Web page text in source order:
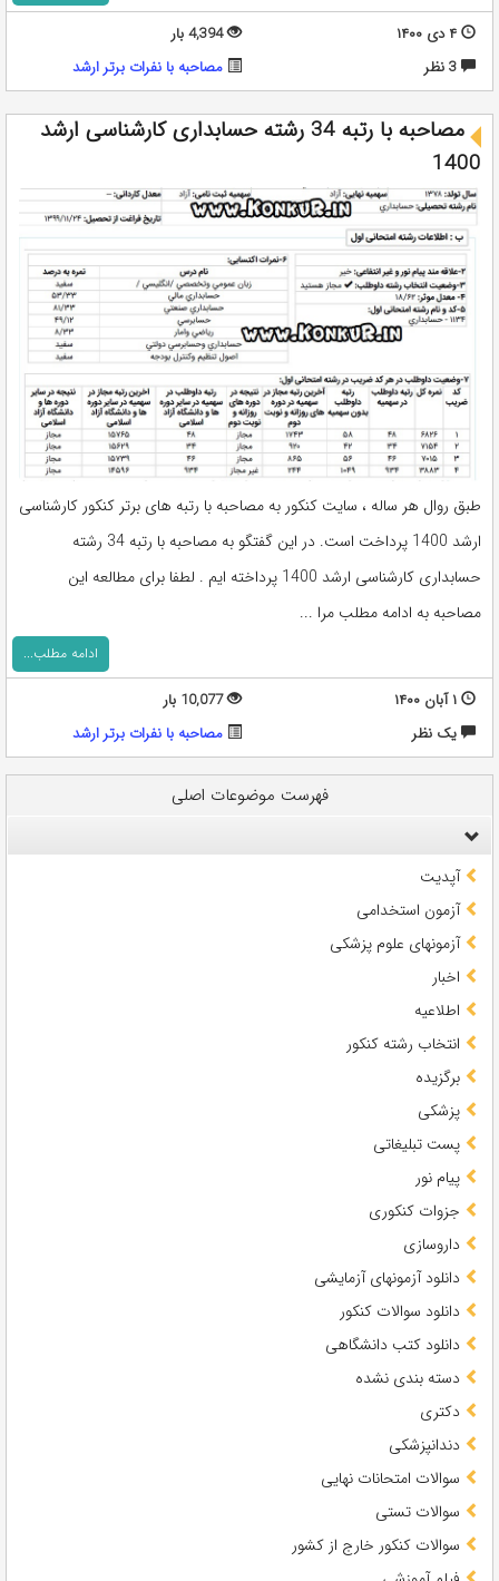
۴ دی ۱۴۰۰
4,394 بار
3 نظر
مصاحبه با نفرات برتر ارشد
مصاحبه با رتبه 34 رشته حسابداری کارشناسی ارشد
1400
طبق روال هر ساله ، سایت کنکور به مصاحبه با رتبه های برتر کنکور کارشناسی
ارشد 1400 پرداخت است. در این گفتگو به مصاحبه با رتبه 34 رشته
حسابداری کارشناسی ارشد 1400 پرداخته ایم . لطفا برای مطالعه این
مصاحبه به ادامه مطلب مرا ...
ادامه مطلب...
۱ آبان ۱۴۰۰
10,077 بار
يک نظر
مصاحبه با نفرات برتر ارشد
فهرست موضوعات اصلی
آپدیت
آزمون استخدامی
آزمونهای علوم پزشکی
اخبار
اطلاعیه
انتخاب رشته کنکور
برگزیده
پزشکی
پست تبلیغاتی
پیام نور
جزوات کنکوری
داروسازی
دانلود آزمونهای آزمایشی
دانلود سوالات کنکور
دانلود کتب دانشگاهی
دسته بندی نشده
دکتری
دندانپزشکی
سوالات امتحانات نهایی
سوالات تستی
سوالات کنکور خارج از کشور